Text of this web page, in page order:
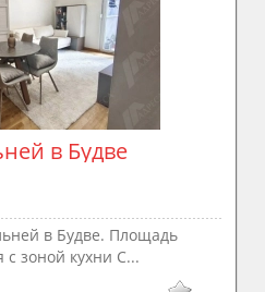
в Будве
в Будве. Площадь
с зоной кухни С...